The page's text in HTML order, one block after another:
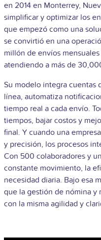
en 2014 en Monterrey,
simplificar y optimizar los
que empezó como una
se convirtió en una
millón de envíos
atendiendo a más de
Su modelo integra cuentas
línea, automatiza
tiempo real a cada envío.
tiempos, bajar costos y
final. Y cuando una
y precisión, los procesos
Con 500 colaboradores y
constante movimiento, la
necesidad diaria. Bajo esa
que la gestión de nómina y
con la misma agilidad y